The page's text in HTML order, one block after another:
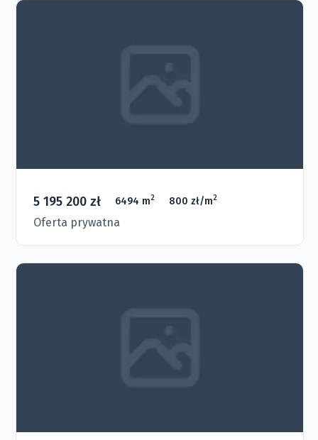
5 195 200 zł 6494 m2 800 zł/m2
Oferta prywatna